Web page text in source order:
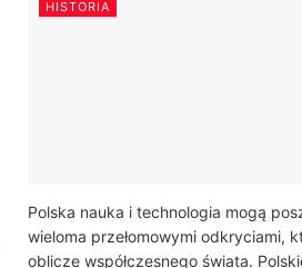
HISTORIA
Polska nauka i technologia mogą
wieloma przełomowymi odkryciami,
oblicze współczesnego świata.